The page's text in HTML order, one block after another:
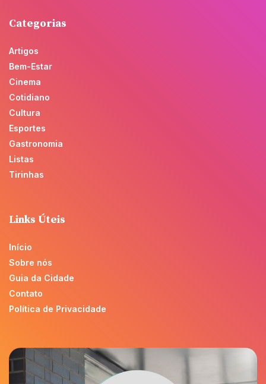
Categorias
Artigos
Bem-Estar
Cinema
Cotidiano
Cultura
Esportes
Gastronomia
Listas
Tirinhas
Links Úteis
Início
Sobre nós
Guia da Cidade
Contato
Política de Privacidade